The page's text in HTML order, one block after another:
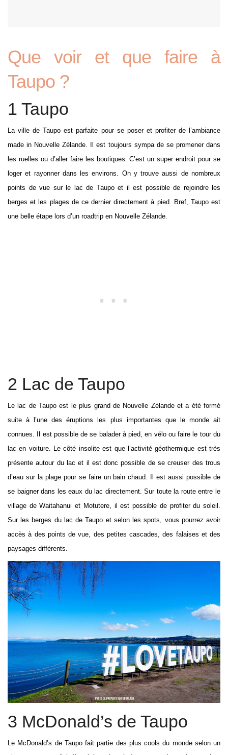
Que voir et que faire à
Taupo ?
1 Taupo
La ville de Taupo est parfaite pour se poser et profiter de l’ambiance
made in Nouvelle Zélande. Il est toujours sympa de se promener dans
les ruelles ou d’aller faire les boutiques. C’est un super endroit pour se
loger et rayonner dans les environs. On y trouve aussi de nombreux
points de vue sur le lac de Taupo et il est possible de rejoindre les
berges et les plages de ce dernier directement à pied. Bref, Taupo est
une belle étape lors d’un roadtrip en Nouvelle Zélande.
2 Lac de Taupo
Le lac de Taupo est le plus grand de Nouvelle Zélande et a été formé
suite à l’une des éruptions les plus importantes que le monde ait
connues. Il est possible de se balader à pied, en vélo ou faire le tour du
lac en voiture. Le côté insolite est que l’activité géothermique est très
présente autour du lac et il est donc possible de se creuser des trous
d’eau sur la plage pour se faire un bain chaud. Il est aussi possible de
se baigner dans les eaux du lac directement. Sur toute la route entre le
village de Waitahanui et Motutere, il est possible de profiter du soleil.
Sur les berges du lac de Taupo et selon les spots, vous pourrez avoir
accès à des points de vue, des petites cascades, des falaises et des
paysages différents.
3 McDonald’s de Taupo
Le McDonald’s de Taupo fait partie des plus cools du monde selon un